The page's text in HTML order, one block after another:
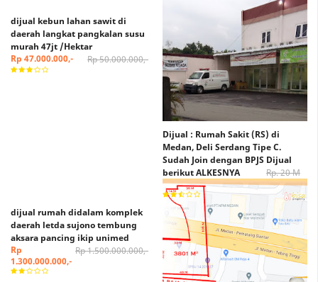
dijual kebun lahan sawit di
daerah langkat pangkalan susu
murah 47jt /Hektar
Rp 50.000.000,-
Rp 47.000.000,-
Dijual : Rumah Sakit (RS) di
Medan, Deli Serdang Tipe C.
Sudah Join dengan BPJS Dijual
berikut ALKESNYA
Rp. 20 M
Rp. 15 M (Nego)
dijual rumah didalam komplek
daerah letda sujono tembung
aksara pancing ikip unimed
Rp 1.500.000.000,-
Rp
1.300.000.000,-